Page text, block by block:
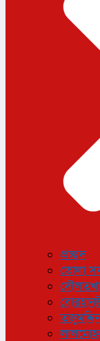
লাইফস্টাইল
সোশ্যাল মিডিয়া
বিজ্ঞান ও
বিশেষ
শেয়ার
বিচিত্র
সাক্ষাৎকার
সড়ক
অপরাধ
প্রচ্ছদ
ভোলা